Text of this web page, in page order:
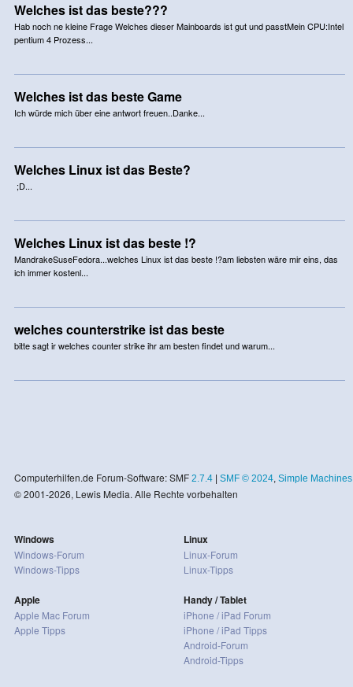
Welches ist das beste???
Hab noch ne kleine Frage Welches dieser Mainboards ist gut und passtMein CPU:Intel
pentium 4 Prozess...
Welches ist das beste Game
Ich würde mich über eine antwort freuen..Danke...
Welches Linux ist das Beste?
;D...
Welches Linux ist das beste !?
MandrakeSuseFedora...welches Linux ist das beste !?am liebsten wäre mir eins, das
ich immer kostenl...
welches counterstrike ist das beste
bitte sagt ir welches counter strike ihr am besten findet und warum...
Computerhilfen.de Forum-Software: SMF 2.7.4| SMF © 2024, Simple Machines
© 2001-2026, Lewis Media. Alle Rechte vorbehalten
Windows
Windows-Forum
Windows-Tipps
Apple
Apple Mac Forum
Apple Tipps
Linux
Linux-Forum
Linux-Tipps
Handy / Tablet
iPhone / iPad Forum
iPhone / iPad Tipps
Android-Forum
Android-Tipps